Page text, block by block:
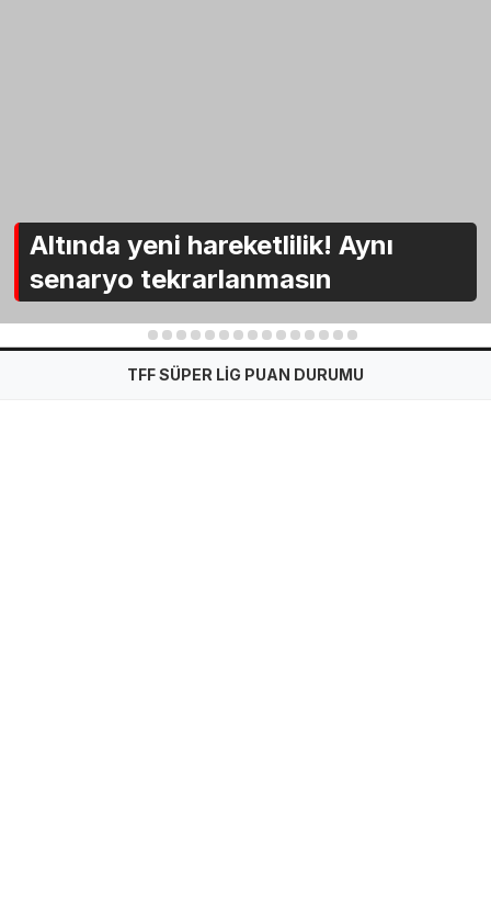
Altında yeni hareketlilik! Aynı
senaryo tekrarlanmasın
2 3 4 5 6 7 8 9 10 11 12 13 14 15
TFF SÜPER LİG PUAN DURUMU